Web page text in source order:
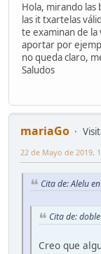
Hola, mirando las
las it txartelas
te examinan de
aportar por
no queda claro,
Saludos
mariaGo
22 de Mayo de 2019,
Cita de: Alelu
Cita de:
Creo que